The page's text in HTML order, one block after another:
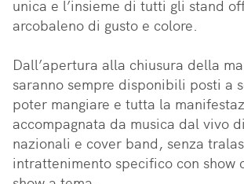
unica e l’insieme di tutti gli stand
arcobaleno di gusto e colore.
Dall’apertura alla chiusura della
saranno sempre disponibili posti a
poter mangiare e tutta la
accompagnata da musica dal vivo
nazionali e cover band, senza
intrattenimento specifico con show